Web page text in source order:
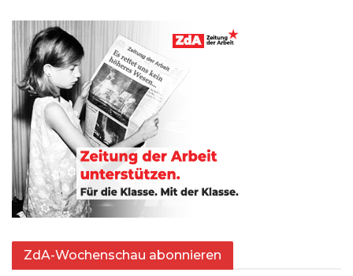
ZdA-Wochenschau abonnieren